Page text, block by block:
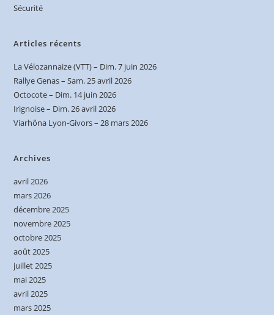
Sécurité
Articles récents
La Vélozannaize (VTT) – Dim. 7 juin 2026
Rallye Genas – Sam. 25 avril 2026
Octocote – Dim. 14 juin 2026
Irignoise – Dim. 26 avril 2026
Viarhôna Lyon-Givors – 28 mars 2026
Archives
avril 2026
mars 2026
décembre 2025
novembre 2025
octobre 2025
août 2025
juillet 2025
mai 2025
avril 2025
mars 2025